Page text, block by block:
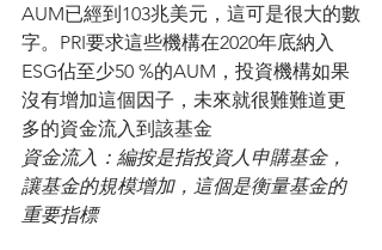
AUM已經到103兆美元，這可是很大的數
字。PRI要求這些機構在2020年底納入
ESG佔至少50 %的AUM，投資機構如果
沒有增加這個因子，未來就很難難道更
多的資金流入到該基金
資金流入：編按是指投資人申購基金，
讓基金的規模增加，這個是衡量基金的
重要指標